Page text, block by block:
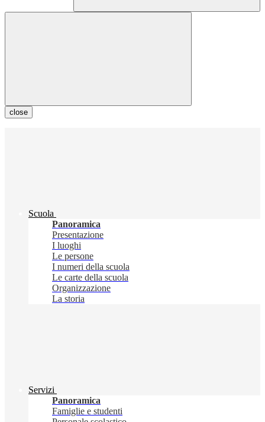
close
Scuola
Panoramica
Presentazione
I luoghi
Le persone
I numeri della scuola
Le carte della scuola
Organizzazione
La storia
Servizi
Panoramica
Famiglie e studenti